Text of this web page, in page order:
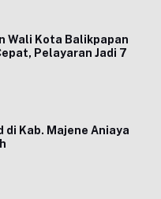
Wali Kota Balikpapan
Pelayaran Jadi 7
di Kab. Majene Aniaya